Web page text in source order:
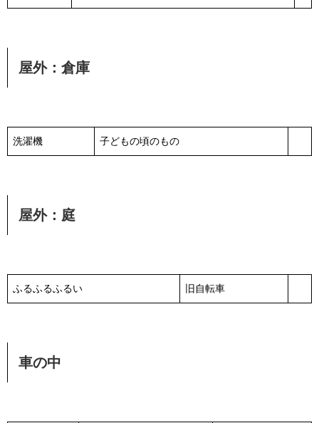
屋外：倉庫
洗濯機 子どもの頃のもの
屋外：庭
ふるふるふるい 旧自転車
車の中